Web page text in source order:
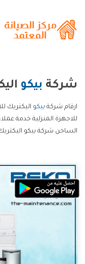
شركة بيكو
ارقام شركة بيكو اليكتريك
للاجهزة المنزلية خدمة
الساخن شركة بيكو اليكتريك